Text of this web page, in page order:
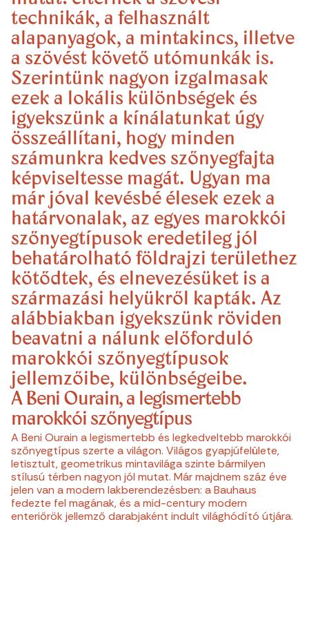
technikák, a felhasznált
alapanyagok, a mintakincs, illetve
a szövést követő utómunkák is.
Szerintünk nagyon izgalmasak
ezek a lokális különbségek és
igyekszünk a kínálatunkat úgy
összeállítani, hogy minden
számunkra kedves szőnyegfajta
képviseltesse magát. Ugyan ma
már jóval kevésbé élesek ezek a
határvonalak, az egyes marokkói
szőnyegtípusok eredetileg jól
behatárolható földrajzi területhez
kötődtek, és elnevezésüket is a
származási helyükről kapták. Az
alábbiakban igyekszünk röviden
beavatni a nálunk előforduló
marokkói szőnyegtípusok
jellemzőibe, különbségeibe.
A Beni Ourain, a legismertebb
marokkói szőnyegtípus
A Beni Ourain a legismertebb és legkedveltebb marokkói
szőnyegtípus szerte a világon. Világos gyapjúfelülete,
letisztult, geometrikus mintavilága szinte bármilyen
stílusú térben nagyon jól mutat. Már majdnem száz éve
jelen van a modern lakberendezésben: a Bauhaus
fedezte fel magának, és a mid-century modern
enteriőrök jellemző darabjaként indult világhódító útjára.